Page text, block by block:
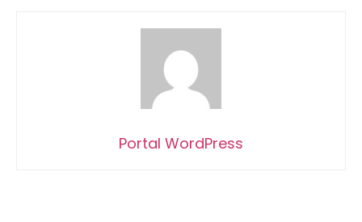
Portal WordPress